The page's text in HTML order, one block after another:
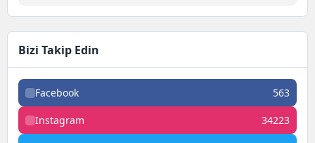
Bizi Takip Edin
Facebook 563
Instagram 34223